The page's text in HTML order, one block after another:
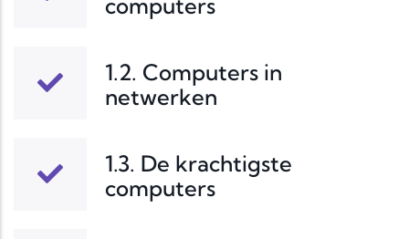
1.2. Computers in
netwerken
1.3. De krachtigste
computers